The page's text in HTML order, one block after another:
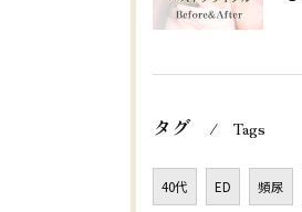
タグ Tags
40代 ED 頻尿